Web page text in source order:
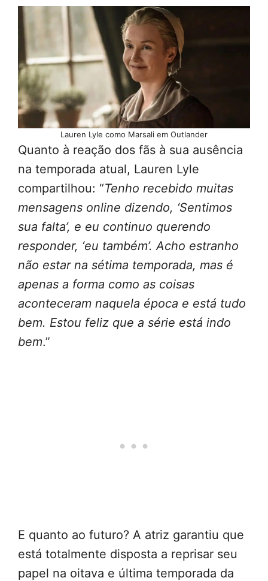
Lauren Lyle como Marsali em Outlander
Quanto à reação dos fãs à sua ausência
na temporada atual, Lauren Lyle
compartilhou: “Tenho recebido muitas
mensagens online dizendo, ‘Sentimos
sua falta’, e eu continuo querendo
responder, ‘eu também’. Acho estranho
não estar na sétima temporada, mas é
apenas a forma como as coisas
aconteceram naquela época e está tudo
bem. Estou feliz que a série está indo
bem.”
E quanto ao futuro? A atriz garantiu que
está totalmente disposta a reprisar seu
papel na oitava e última temporada da